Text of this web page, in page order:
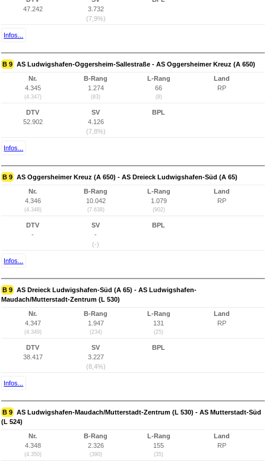
47.242
3.732
(7,9%)
Infos...
B 9 AS Ludwigshafen-Oggersheim-Sallestraße - AS Oggersheimer Kreuz (A 650)
Nr.
4.345
(4.347)
B-Rang
1.274
(83)
L-Rang
66
(8)
Land
RP
DTV
52.902
SV
4.126
(7,8%)
BPL
Infos...
B 9 AS Oggersheimer Kreuz (A 650) - AS Dreieck Ludwigshafen-Süd (A 65)
Nr.
4.346
(4.348)
B-Rang
10.042
(7.638)
L-Rang
1.079
(902)
Land
RP
DTV
-
SV
-
(-)
BPL
Infos...
B 9 AS Dreieck Ludwigshafen-Süd (A 65) - AS Ludwigshafen-
Maudach/Mutterstadt-Zentrum (L 530)
Nr.
4.347
(4.349)
B-Rang
1.947
(234)
L-Rang
131
(25)
Land
RP
DTV
38.417
SV
3.227
(8,4%)
BPL
Infos...
B 9 AS Ludwigshafen-Maudach/Mutterstadt-Zentrum (L 530) - AS Mutterstadt-Süd
(L 524)
Nr.
4.348
(4.350)
B-Rang
2.326
(390)
L-Rang
155
(35)
Land
RP